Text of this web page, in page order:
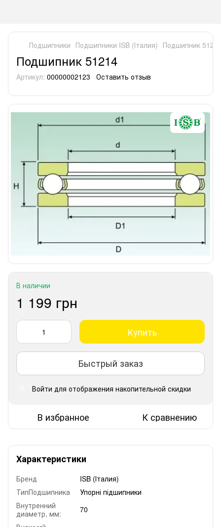
Подшипники Подшипники ISB (Італия) Подшипник
Подшипник 51214
Артикул: 00000002123 Оставить отзыв
В наличии
1 199 грн
Купить
Быстрый заказ
Войти для отображения накопительной скидки
В избранное К сравнению
Характеристики
Бренд
ISB (Італия)
ТипПодшипника
Упорні підшипники
Внутренний
диаметр, мм:
70